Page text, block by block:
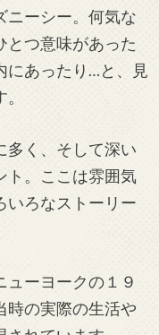
ニーシー。何気な
とつ意味があった
にあったり…と、見
多く、そして深い
ト。ここは雰囲気
いろなストーリー
ューヨークの１９
時の実際の生活や